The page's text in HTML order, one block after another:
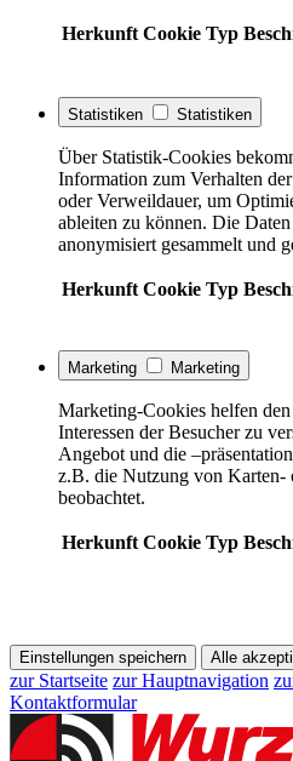
Herkunft Cookie Typ
Statistiken Statistiken
Über Statistik-Cookies
Information zum Verhalten
oder Verweildauer, um
ableiten zu können. Die
anonymisiert gesammelt und
Herkunft Cookie Typ
Marketing Marketing
Marketing-Cookies helfen
Interessen der Besucher zu
Angebot und die
z.B. die Nutzung von Karten-
beobachtet.
Herkunft Cookie Typ
Einstellungen speichern Alle
zur Startseite zur Hauptnavigation
Kontaktformular